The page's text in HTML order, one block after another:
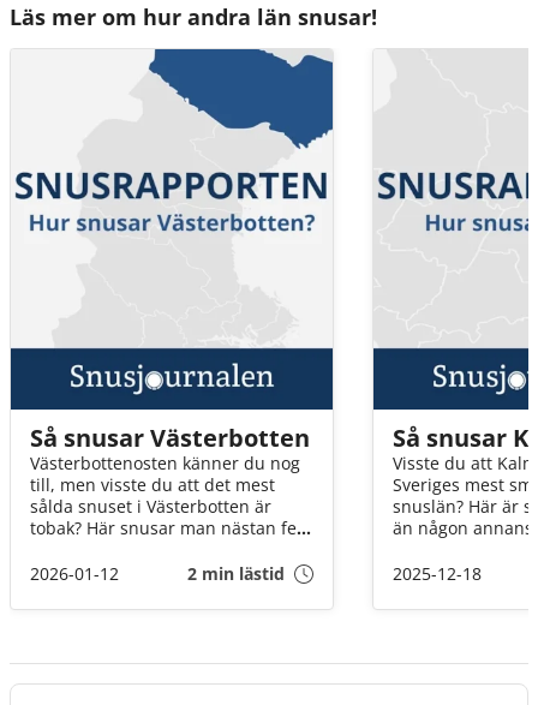
Läs mer om hur andra län snusar!
Så snusar Västerbotten
Västerbottenosten känner du nog
till, men visste du att det mest
sålda snuset i Västerbotten är
tobak? Här snusar man nästan fem
lite snus online. Läs vidare om du
västerbottningarna snusar!
2026-01-12 2 min lästid
Så snusar
Visste du att
Sveriges mest
snuslän? Här är
än någon
2025 för att ta
2025-12-18